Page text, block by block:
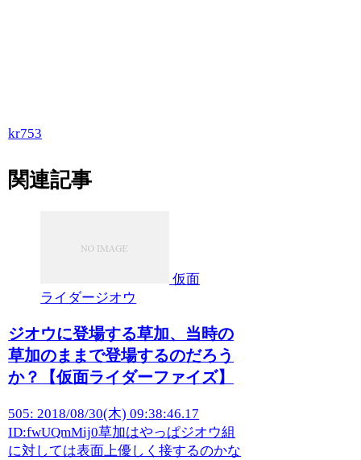
kr753
関連記事
仮面
ライダージオウ
ジオウに登場する草加、当時の
草加のままで登場するのだろう
か？【仮面ライダーファイズ】
505: 2018/08/30(木) 09:38:46.17
ID:fwUQmMij0草加はやっぱジオウ組
に対しては表面上優しく接するのかな